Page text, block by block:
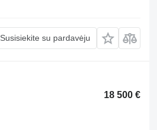
Susisiekite su pardavėju
18 500 €